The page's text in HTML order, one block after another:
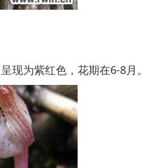
为紫红色，花期在6-8月。